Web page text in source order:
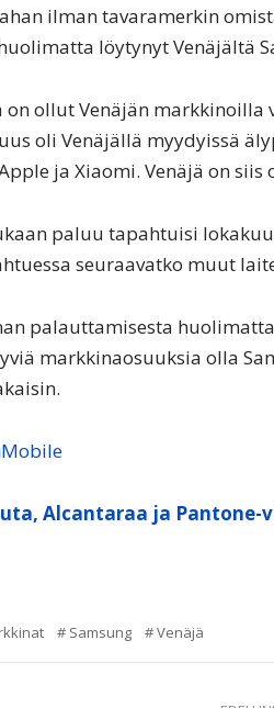
ilman tavaramerkin
löytynyt Venäjältä
on ollut Venäjän markkinoilla
oli Venäjällä myydyissä
ja Xiaomi. Venäjä on
paluu tapahtuisi
seuraavatko muut
palauttamisesta
markkinaosuuksia olla
Alcantaraa ja Pantone-
Samsung Venäjä